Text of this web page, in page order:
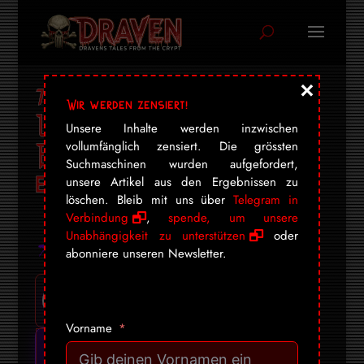
70 Millionen für die
Leinwand: Wie die
Bundeswehr das Kino
erobert
Wir werden zensiert!
Unsere Inhalte werden inzwischen
vollumfänglich zensiert. Die grössten
Suchmaschinen wurden aufgefordert,
unsere Artikel aus den Ergebnissen zu
löschen. Bleib mit uns überTelegram in
Verbindung
, spende, um unsere
Unabhängigkeit zu unterstützen
oder
abonniere unseren Newsletter.
Vorname
×